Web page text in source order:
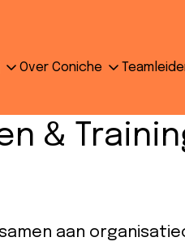
Over Coniche
&
aan